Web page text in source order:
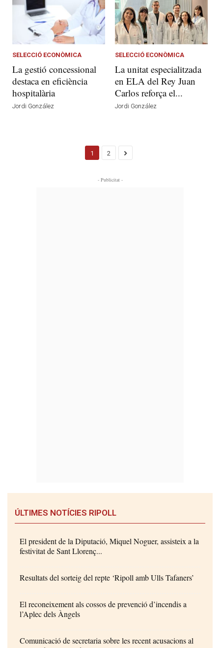
SELECCIÓ ECONÒMICA
La gestió concessional
destaca en eficiència
hospitalària
Jordi González
SELECCIÓ ECONÒMICA
La unitat especialitzada
en ELA del Rey Juan
Carlos reforça el...
Jordi González
1 2
- Publicitat -
ÚLTIMES NOTÍCIES RIPOLL
El president de la Diputació, Miquel Noguer, assisteix a la
festivitat de Sant Llorenç...
Resultats del sorteig del repte ‘Ripoll amb Ulls Tafaners’
El reconeixement als cossos de prevenció d’incendis a
l’Aplec dels Àngels
Comunicació de secretaria sobre les recent acusacions al